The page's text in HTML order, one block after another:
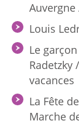
Auvergne
Louis
Le
vacances
La Fête
Marche